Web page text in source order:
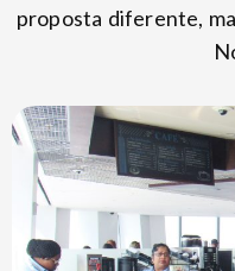
proposta diferente,